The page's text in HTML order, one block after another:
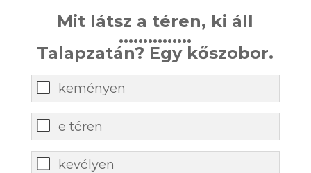
Mit látsz a téren, ki áll
...............
Talapzatán? Egy kőszobor.
keményen
e téren
kevélyen